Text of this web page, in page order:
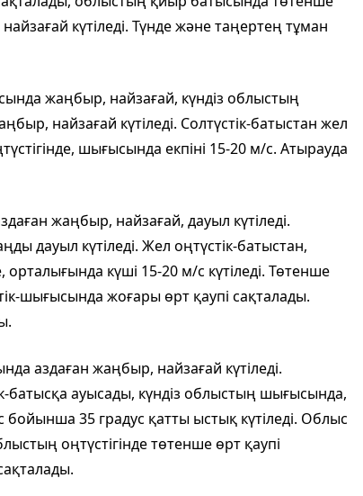
күтіледі. Түнде және таңертең тұман
жаңбыр, найзағай, күндіз облыстың
найзағай күтіледі. Солтүстік-батыстан жел
шығысында екпіні 15-20 м/с. Атырауда
жаңбыр, найзағай, дауыл күтіледі.
дауыл күтіледі. Жел оңтүстік-батыстан,
орталығында күші 15-20 м/с күтіледі. Төтенше
шығысында жоғары өрт қаупі сақталады.
аздаған жаңбыр, найзағай күтіледі.
батысқа ауысады, күндіз облыстың шығысында,
бойынша 35 градус қатты ыстық күтіледі. Облыс
оңтүстігінде төтенше өрт қаупі